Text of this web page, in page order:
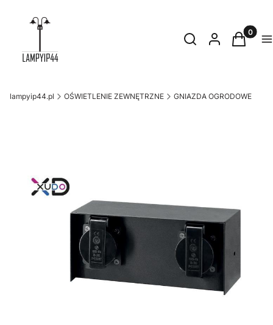
Otwórz
SzukajZaloguj sięKoszyk
lampyip44.pl OŚWIETLENIE ZEWNĘTRZNE GNIAZDA OGRODOWE